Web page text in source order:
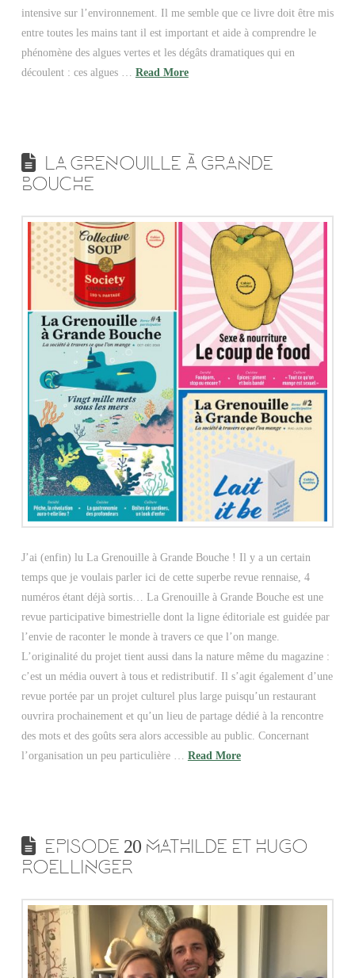
intensive sur l’environnement. Il me semble que ce livre doit être mis
entre toutes les mains tant il est important et aide à comprendre le
phénomène des algues vertes et les dégâts dramatiques qui en
découlent : ces algues … Read More
LA GRENOUILLE À GRANDE
BOUCHE
J’ai (enfin) lu La Grenouille à Grande Bouche ! Il y a un certain
temps que je voulais parler ici de cette superbe revue rennaise, 4
numéros étant déjà sortis… La Grenouille à Grande Bouche est une
revue participative bimestrielle dont la ligne éditoriale est guidée par
l’envie de raconter le monde à travers ce que l’on mange.
L’originalité du projet tient aussi dans la nature même du magazine :
c’est un média ouvert à tous et redistributif. Il s’agit également d’une
revue portée par un projet culturel plus large puisqu’un restaurant
ouvrira prochainement et qu’un lieu de partage dédié à la rencontre
des mots et des goûts sera alors accessible au public. Concernant
l’organisation un peu particulière … Read More
EPISODE 20 MATHILDE ET HUGO
ROELLINGER